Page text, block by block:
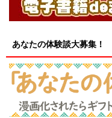
あなたの体験談大募集！